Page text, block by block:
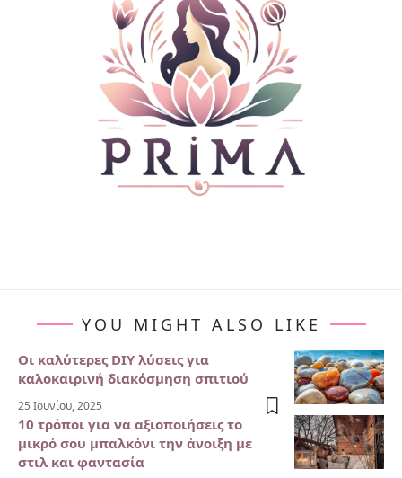
YOU MIGHT ALSO LIKE
Οι καλύτερες DIY λύσεις για
καλοκαιρινή διακόσμηση σπιτιού
25 Ιουνίου, 2025
10 τρόποι για να αξιοποιήσεις το
μικρό σου μπαλκόνι την άνοιξη με
στιλ και φαντασία